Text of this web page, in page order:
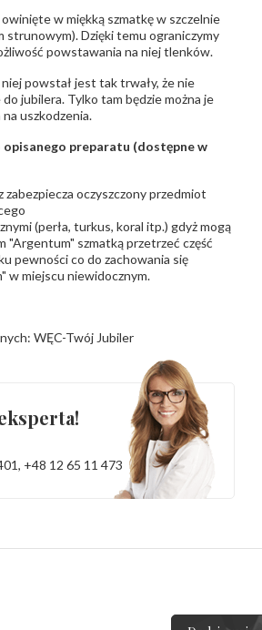
w miękką szmatkę w szczelnie
strunowym). Dzięki temu ograniczymy
powstawania na niej tlenków.
powstał jest tak trwały, że nie
jubilera. Tylko tam będzie można je
uszkodzenia.
opisanego preparatu (dostępne w
zabezpiecza oczyszczony przedmiot
(perła, turkus, koral itp.) gdyż mogą
"Argentum" szmatką przetrzeć część
pewności co do zachowania się
w miejscu niewidocznym.
WĘC-Twój Jubiler
, +48 12 65 11 473